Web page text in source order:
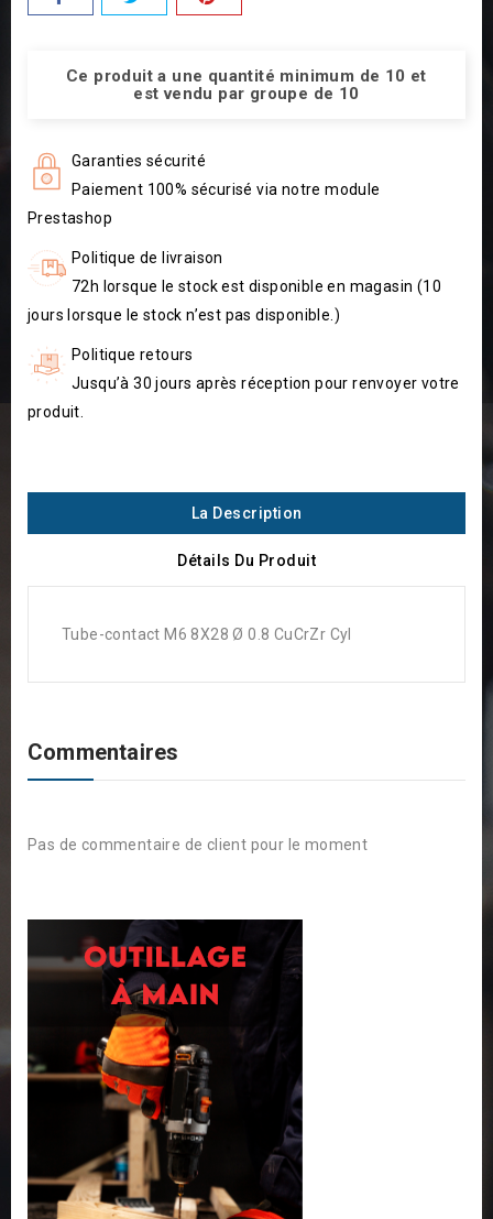
Ce produit a une quantité minimum de 10 et
est vendu par groupe de 10
Garanties sécurité
Paiement 100% sécurisé via notre module
Prestashop
Politique de livraison
72h lorsque le stock est disponible en magasin (10
jours lorsque le stock n’est pas disponible.)
Politique retours
Jusqu’à 30 jours après réception pour renvoyer votre
produit.
La Description
Détails Du Produit
Tube-contact M6 8X28 Ø 0.8 CuCrZr Cyl
Commentaires
Pas de commentaire de client pour le moment